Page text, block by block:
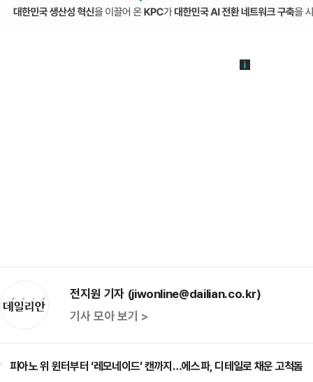
전지원 기자 (jiwonline@dailian.co.kr)
기사 모아 보기 >
피아노 위 윈터부터 ‘레모네이드’ 캔까지…에스파, 디테일로 채운 고척돔